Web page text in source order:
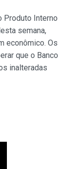
Produto Interno
semana,
econômico. Os
que o Banco
inalteradas